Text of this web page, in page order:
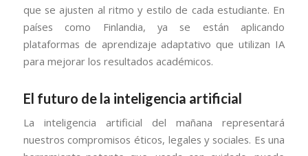
que se ajusten al ritmo y estilo de cada estudiante. En
países como Finlandia, ya se están aplicando
plataformas de aprendizaje adaptativo que utilizan IA
para mejorar los resultados académicos.
El futuro de la inteligencia artificial
La inteligencia artificial del mañana representará
nuestros compromisos éticos, legales y sociales. Es una